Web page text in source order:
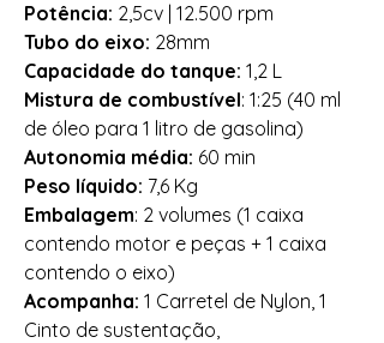
Potência: 2,5cv | 12.500 rpm
Tubo do eixo: 28mm
Capacidade do tanque: 1,2 L
Mistura de combustível: 1:25 (40 ml
de óleo para 1 litro de gasolina)
Autonomia média: 60 min
Peso líquido: 7,6 Kg
Embalagem: 2 volumes (1 caixa
contendo motor e peças + 1 caixa
contendo o eixo)
Acompanha: 1 Carretel de Nylon, 1
Cinto de sustentação,